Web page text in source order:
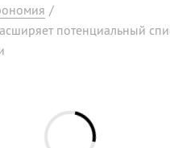
/
потенциальный